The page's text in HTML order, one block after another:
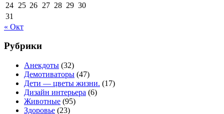
24 25 26 27 28 29 30
31
« Окт
Рубрики
Анекдоты (32)
Демотиваторы (47)
Дети — цветы жизни. (17)
Дизайн интерьера (6)
Животные (95)
Здоровье (23)